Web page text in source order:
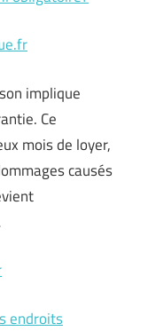
implique
Ce
mois de loyer,
causés
endroits